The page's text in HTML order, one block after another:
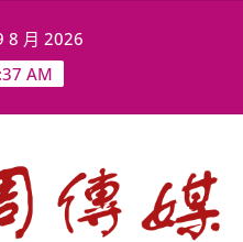
8 月 2026
AM